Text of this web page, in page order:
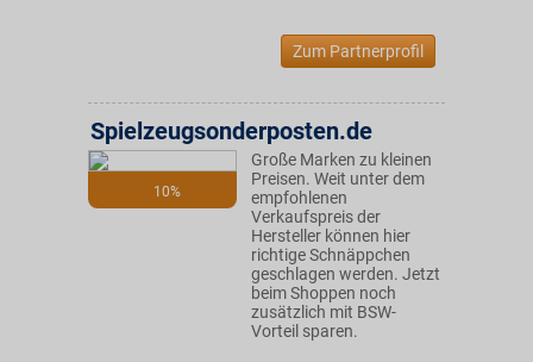
Zum Partnerprofil
10%
Spielzeugsonderposten.de
Große Marken zu kleinen
Preisen. Weit unter dem
empfohlenen
Verkaufspreis der
Hersteller können hier
richtige Schnäppchen
geschlagen werden. Jetzt
beim Shoppen noch
zusätzlich mit BSW-
Vorteil sparen.